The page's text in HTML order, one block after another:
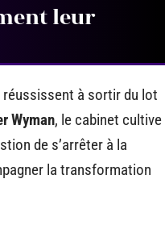
leur
à sortir du lot
Wyman, le cabinet cultive
de s’arrêter à la
la transformation